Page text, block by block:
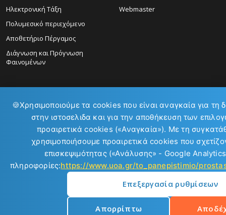
Ηλεκτρονική Τάξη
Πολυμεσικό περιεχόμενο
Αποθετήριο Πέργαμος
Διάγνωση και Πρόγνωση
Φαινομένων
Webmaster
ΕΠΙΚΟΙΝΩΝΙΑ:
Copyright © 2026
Εθνικό και Καποδιστριακό Πανεπιστήμιο Αθηνών
🍪Χρησιμοποιούμε τα cookies που είναι αναγκαία για τη
στην ιστοσελιδα και για την αποθήκευση των
προαιρετικά cookies («Αναγκαία»). Με τη
χρησιμοποιήσουμε προαιρετικά cookies που
επισκεψιμότητας («Ανάλυσης» - Google
πληροφορίες:https://www.uoa.gr/to_panepistimio/
Επεξεργασία ρυθμίσεων
Απορρίπτω